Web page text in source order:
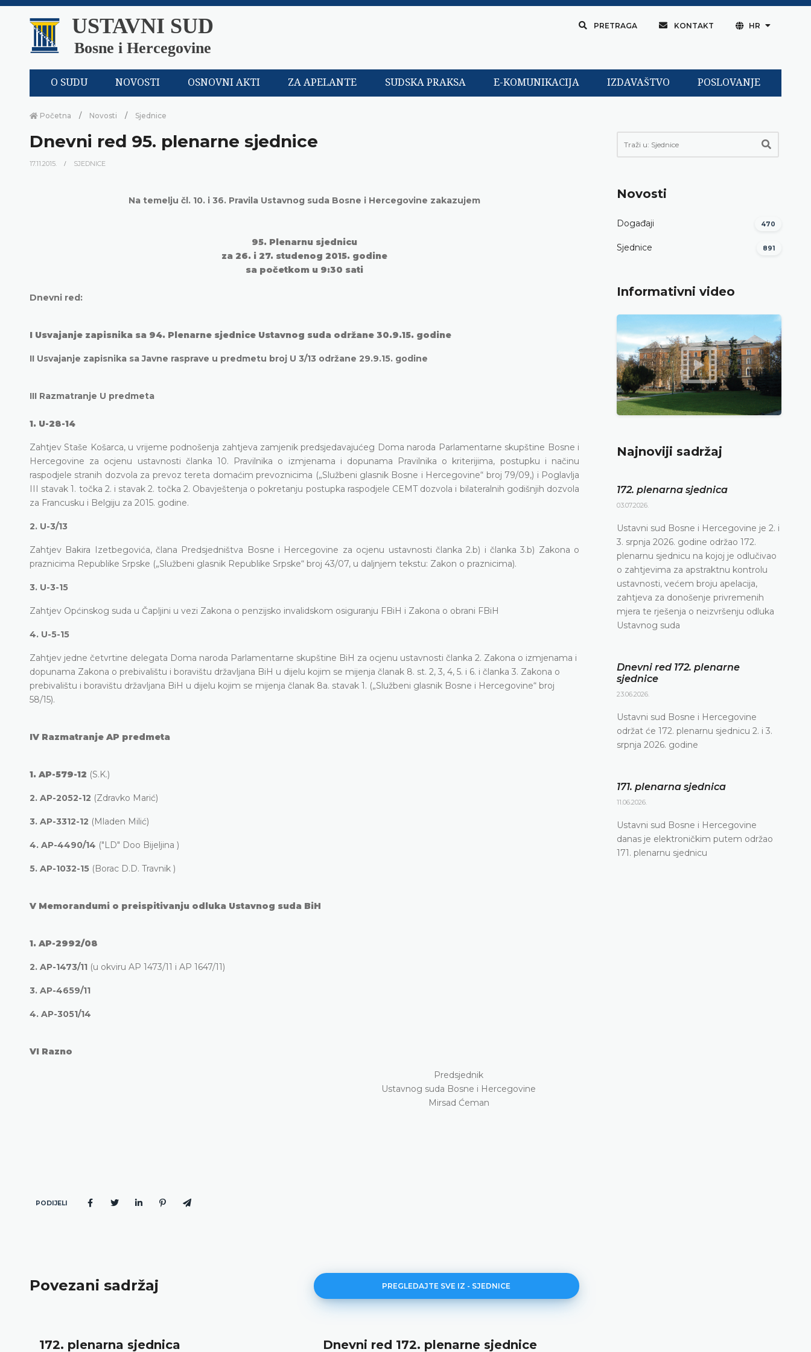
USTAVNI SUD
Bosne i Hercegovine
PRETRAGA KONTAKT HR
O SUDU NOVOSTI OSNOVNI AKTI ZA APELANTE SUDSKA PRAKSA E-KOMUNIKACIJA IZDAVAŠTVO POSLOVANJE
Početna Novosti Sjednice
Dnevni red 95. plenarne sjednice
17.11.2015. SJEDNICE
Na temelju čl. 10. i 36. Pravila Ustavnog suda Bosne i Hercegovine zakazujem
95. Plenarnu sjednicu
za 26. i 27. studenog 2015. godine
sa početkom u 9:30 sati
Dnevni red:
I Usvajanje zapisnika sa 94. Plenarne sjednice Ustavnog suda održane 30.9.15. godine
II Usvajanje zapisnika sa Javne rasprave u predmetu broj U 3/13 održane 29.9.15. godine
III Razmatranje U predmeta
1. U-28-14
Zahtjev Staše Košarca, u vrijeme podnošenja zahtjeva zamjenik predsjedavajućeg Doma naroda Parlamentarne skupštine Bosne i
Hercegovine za ocjenu ustavnosti članka 10. Pravilnika o izmjenama i dopunama Pravilnika o kriterijima, postupku i načinu
raspodjele stranih dozvola za prevoz tereta domaćim prevoznicima („Službeni glasnik Bosne i Hercegovine“ broj 79/09,) i Poglavlja
III stavak 1. točka 2. i stavak 2. točka 2. Obavještenja o pokretanju postupka raspodjele CEMT dozvola i bilateralnih godišnjih dozvola
za Francusku i Belgiju za 2015. godine.
2. U-3/13
Zahtjev Bakira Izetbegovića, člana Predsjedništva Bosne i Hercegovine za ocjenu ustavnosti članka 2.b) i članka 3.b) Zakona o
praznicima Republike Srpske („Službeni glasnik Republike Srpske“ broj 43/07, u daljnjem tekstu: Zakon o praznicima).
3. U-3-15
Zahtjev Općinskog suda u Čapljini u vezi Zakona o penzijsko invalidskom osiguranju FBiH i Zakona o obrani FBiH
4. U-5-15
Zahtjev jedne četvrtine delegata Doma naroda Parlamentarne skupštine BiH za ocjenu ustavnosti članka 2. Zakona o izmjenama i
dopunama Zakona o prebivalištu i boravištu državljana BiH u dijelu kojim se mijenja članak 8. st. 2, 3, 4, 5. i 6. i članka 3. Zakona o
prebivalištu i boravištu državljana BiH u dijelu kojim se mijenja članak 8a. stavak 1. („Službeni glasnik Bosne i Hercegovine“ broj
58/15).
IV Razmatranje AP predmeta
1. AP-579-12 (S.K.)
2. AP-2052-12 (Zdravko Marić)
3. AP-3312-12 (Mladen Milić)
4. AP-4490/14 ("LD" Doo Bijeljina )
5. AP-1032-15 (Borac D.D. Travnik )
V Memorandumi o preispitivanju odluka Ustavnog suda BiH
1. AP-2992/08
2. AP-1473/11 (u okviru AP 1473/11 i AP 1647/11)
3. AP-4659/11
4. AP-3051/14
VI Razno
Predsjednik
Ustavnog suda Bosne i Hercegovine
Mirsad Ćeman
PODIJELI
Povezani sadržaj PREGLEDAJTE SVE IZ - SJEDNICE
172. plenarna sjednica Dnevni red 172. plenarne sjednice
Novosti
Događaji 470
Sjednice 891
Informativni video
Najnoviji sadržaj
172. plenarna sjednica
03.07.2026.
Ustavni sud Bosne i Hercegovine je 2. i
3. srpnja 2026. godine održao 172.
plenarnu sjednicu na kojoj je odlučivao
o zahtjevima za apstraktnu kontrolu
ustavnosti, većem broju apelacija,
zahtjeva za donošenje privremenih
mjera te rješenja o neizvršenju odluka
Ustavnog suda
Dnevni red 172. plenarne
sjednice
23.06.2026.
Ustavni sud Bosne i Hercegovine
održat će 172. plenarnu sjednicu 2. i 3.
srpnja 2026. godine
171. plenarna sjednica
11.06.2026.
Ustavni sud Bosne i Hercegovine
danas je elektroničkim putem održao
171. plenarnu sjednicu